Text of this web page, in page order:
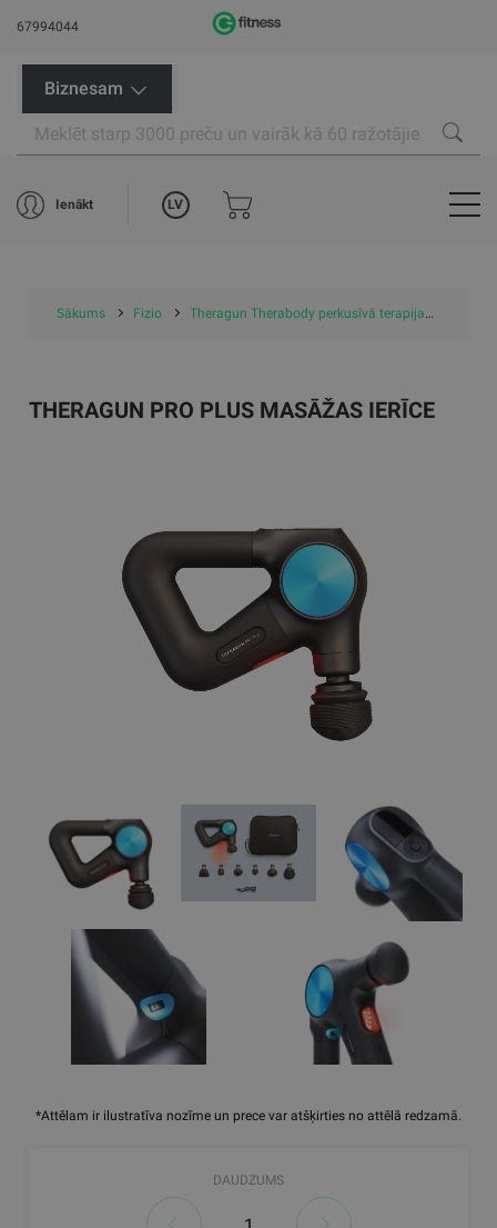
67994044
Biznesam
Ienākt LV
Sākums Fizio Theragun Therabody perkusīvā terapija
*Attēlam ir ilustratīva nozīme un prece var atšķirties no attēlā redzamā.
THERAGUN PRO PLUS MASĀŽAS IERĪCE
DAUDZUMS